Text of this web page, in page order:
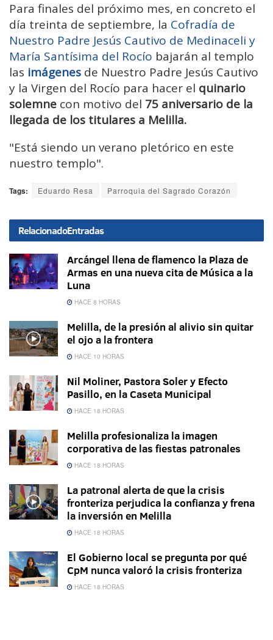
Para finales del próximo mes, en concreto el
día treinta de septiembre, la Cofradía de
Nuestro Padre Jesús Cautivo de Medinaceli y
María Santísima del Rocío bajarán al templo
las imágenes de Nuestro Padre Jesús Cautivo
y la Virgen del Rocío para hacer el quinario
solemne con motivo del 75 aniversario de la
llegada de los titulares a Melilla.
"Está siendo un verano pletórico en este
nuestro templo".
Tags: Eduardo Resa Parroquia del Sagrado Corazón
RelacionadoEntradas
Arcángel llena de flamenco la Plaza de
Armas en una nueva cita de Música a la
Luna
HACE 8 HORAS
Melilla, de la presión al alivio sin quitar
el ojo a la frontera
HACE 10 HORAS
Nil Moliner, Pastora Soler y Efecto
Pasillo, en la Caseta Municipal
HACE 18 HORAS
Melilla profesionaliza la imagen
corporativa de las fiestas patronales
HACE 18 HORAS
La patronal alerta de que la crisis
fronteriza perjudica la confianza y frena
la inversión en Melilla
HACE 18 HORAS
El Gobierno local se pregunta por qué
CpM nunca valoró la crisis fronteriza
HACE 18 HORAS